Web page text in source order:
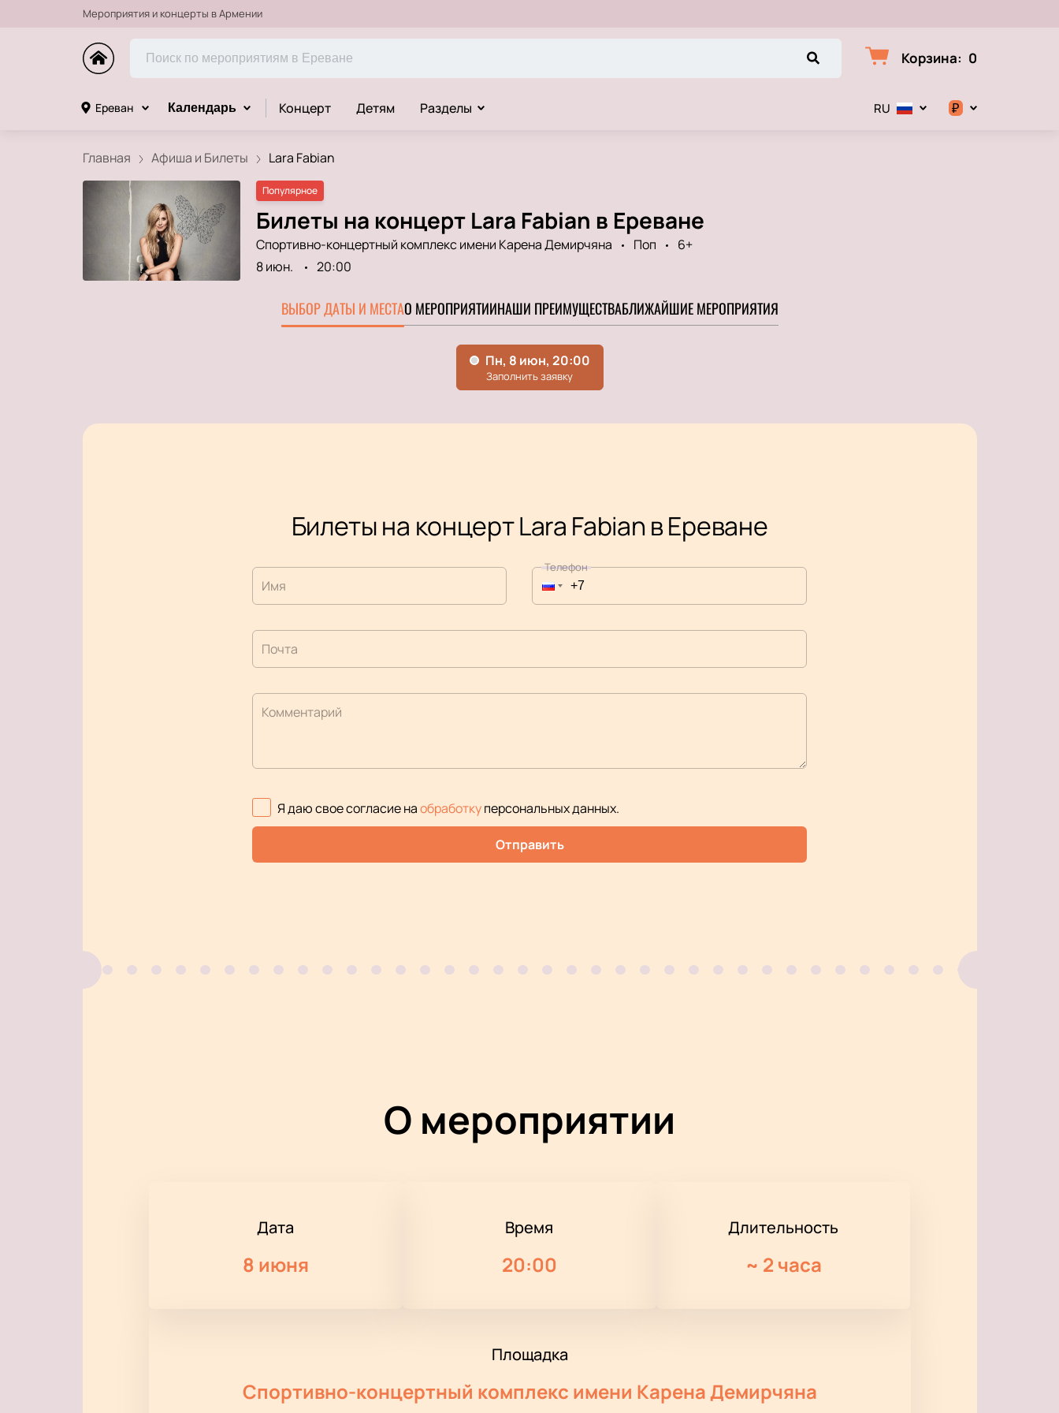
Мероприятия и концерты в Армении
Корзина: 0
Ереван Календарь Концерт Детям Разделы RU ₽
Главная Афиша и Билеты Lara Fabian
Популярное
Билеты на концерт Lara Fabian в Ереване
Спортивно-концертный комплекс имени Карена Демирчяна Поп
6+
8 июн.
20:00
ВЫБОР ДАТЫ И МЕСТАО МЕРОПРИЯТИИНАШИ ПРЕИМУЩЕСТВАБЛИЖАЙШИЕ МЕРОПРИЯТИЯ
Билеты на концерт Lara Fabian в Ереване
Имя
Телефон
Почта
Комментарий
Я даю свое согласие наобработкуперсональных данных.
Отправить
О мероприятии
Дата
8 июня
Время
20:00
Длительность
~ 2 часа
Площадка
Спортивно-концертный комплекс имени Карена Демирчяна